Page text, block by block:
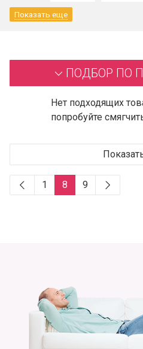
Показать еще
ПОДБОР ПО
Нет подходящих
попробуйте
1 8 9